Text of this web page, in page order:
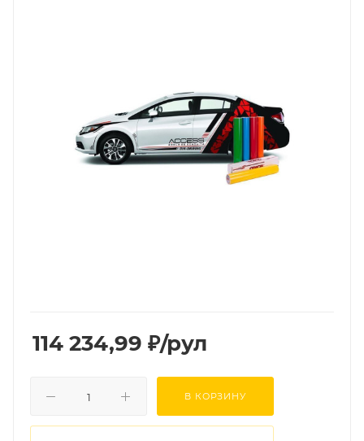
114 234,99 ₽/рул
В КОРЗИНУ